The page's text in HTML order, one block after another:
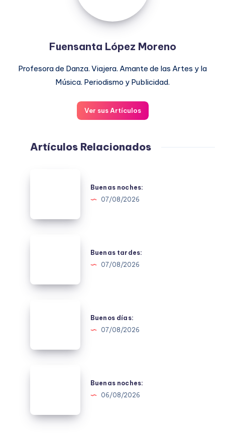
Fuensanta López Moreno
Profesora de Danza. Viajera. Amante de las Artes y la
Música. Periodismo y Publicidad.
Ver sus Artículos
Artículos Relacionados
Buenas noches:
07/08/2026
Buenas tardes:
07/08/2026
Buenos días:
07/08/2026
Buenas noches:
06/08/2026